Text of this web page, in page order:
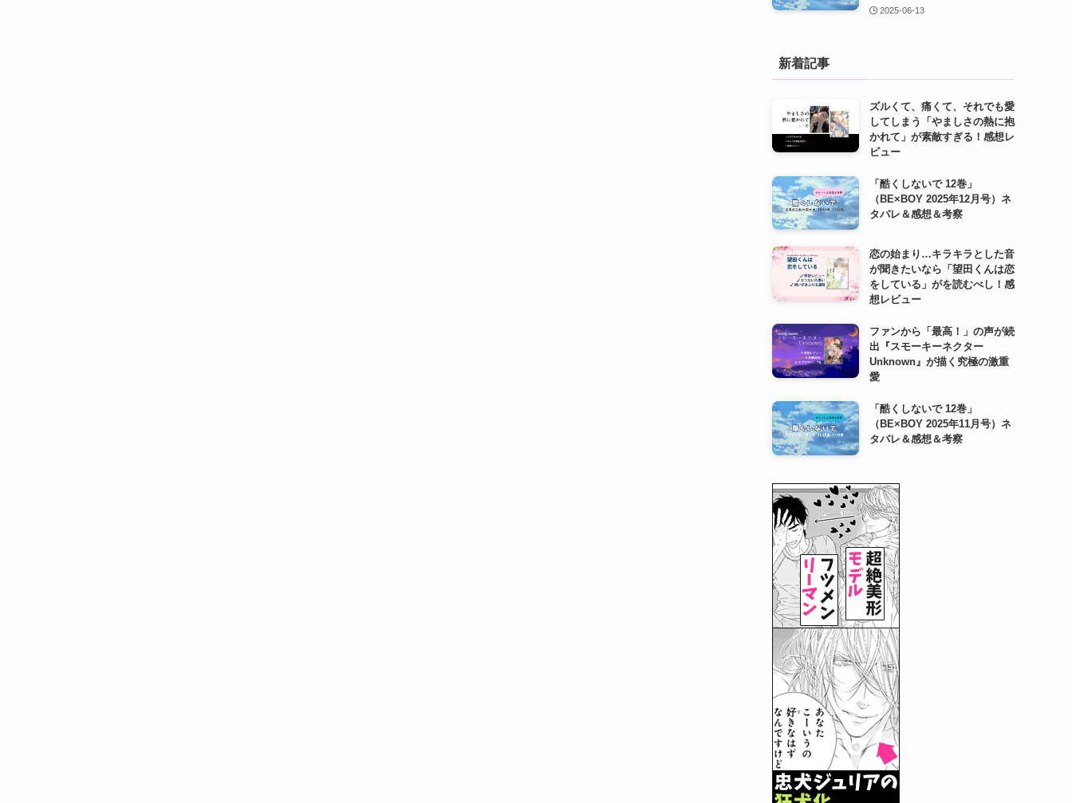
2025-06-13
新着記事
ズルくて、痛くて、それでも愛
してしまう「やましさの熱に抱
かれて」が素敵すぎる！感想レ
ビュー
「酷くしないで 12巻」
（BE×BOY 2025年12月号）ネ
タバレ＆感想＆考察
恋の始まり…キラキラとした音
が聞きたいなら「望田くんは恋
をしている」がを読むべし！感
想レビュー
ファンから「最高！」の声が続
出『スモーキーネクター
Unknown』が描く究極の激重
愛
「酷くしないで 12巻」
（BE×BOY 2025年11月号）ネ
タバレ＆感想＆考察